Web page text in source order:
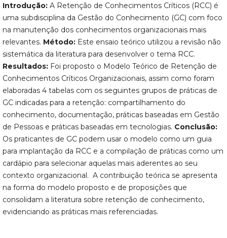
Introdução:A Retenção de Conhecimentos Críticos (RCC) é
uma subdisciplina da Gestão do Conhecimento (GC) com foco
na manutenção dos conhecimentos organizacionais mais
relevantes. Método: Este ensaio teórico utilizou a revisão não
sistemática da literatura para desenvolver o tema RCC.
Resultados:Foi proposto o Modelo Teórico de Retenção de
Conhecimentos Críticos Organizacionais, assim como foram
elaboradas 4 tabelas com os seguintes grupos de práticas de
GC indicadas para a retenção: compartilhamento do
conhecimento, documentação, práticas baseadas em Gestão
de Pessoas e práticas baseadas em tecnologias. Conclusão:
Os praticantes de GC podem usar o modelo como um guia
para implantação da RCC e a compilação de práticas como um
cardápio para selecionar aquelas mais aderentes ao seu
contexto organizacional. A contribuição teórica se apresenta
na forma do modelo proposto e de proposições que
consolidam a literatura sobre retenção de conhecimento,
evidenciando as práticas mais referenciadas.